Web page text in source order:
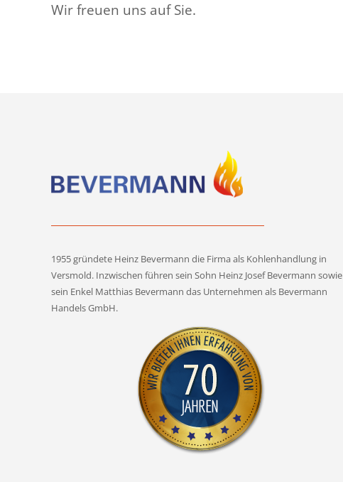
Wir freuen uns auf Sie.
1955 gründete Heinz Bevermann die Firma als Kohlenhandlung in
Versmold. Inzwischen führen sein Sohn Heinz Josef Bevermann sowie
sein Enkel Matthias Bevermann das Unternehmen als Bevermann
Handels GmbH.